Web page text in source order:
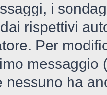
i
rispettivi
Per
messaggio
nessuno ha